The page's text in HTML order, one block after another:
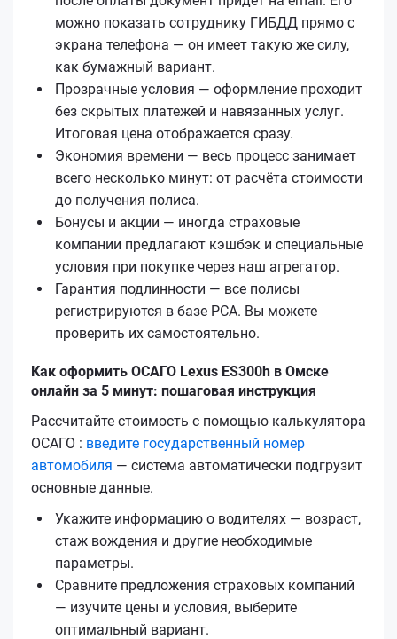
можно показать сотруднику ГИБДД прямо с
экрана телефона — он имеет такую же силу,
как бумажный вариант.
Прозрачные условия — оформление проходит
без скрытых платежей и навязанных услуг.
Итоговая цена отображается сразу.
Экономия времени — весь процесс занимает
всего несколько минут: от расчёта стоимости
до получения полиса.
Бонусы и акции — иногда страховые
компании предлагают кэшбэк и специальные
условия при покупке через наш агрегатор.
Гарантия подлинности — все полисы
регистрируются в базе РСА. Вы можете
проверить их самостоятельно.
Как оформить ОСАГО Lexus ES300h в Омске
онлайн за 5 минут: пошаговая инструкция
Рассчитайте стоимость с помощью калькулятора
ОСАГО : введите государственный номер
автомобиля — система автоматически подгрузит
основные данные.
Укажите информацию о водителях — возраст,
стаж вождения и другие необходимые
параметры.
Сравните предложения страховых компаний
— изучите цены и условия, выберите
оптимальный вариант.